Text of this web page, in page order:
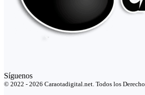
Síguenos
© 2022 - 2026 Caraotadigital.net. Todos los